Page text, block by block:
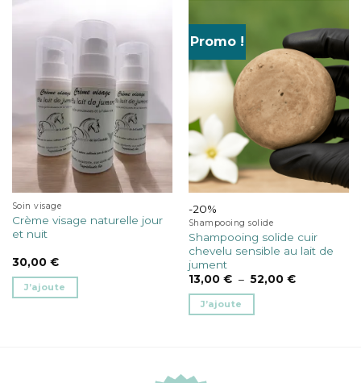
Soin visage
Crème visage naturelle jour
et nuit
30,00 €
J’ajoute
Promo !
-20%
Shampooing solide
Shampooing solide cuir
chevelu sensible au lait de
jument
13,00 € – 52,00 €Plage
J’ajoute
plusieurs